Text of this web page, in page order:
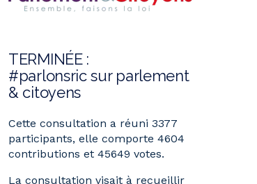
TERMINÉE :
#parlonsric sur parlement
& citoyens
Cette consultation a réuni 3377
participants, elle comporte 4604
contributions et 45649 votes.
La consultation visait à recueillir